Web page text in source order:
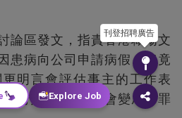
論區發文，指責香港職場文
患病向公司申請病假，但竟
明言會評估事主的工作表
何打工仔請病假會變成有罪
刊登招聘廣告
Explore Job